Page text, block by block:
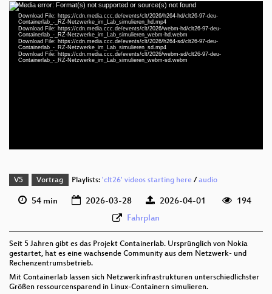
Video
Player
Media error: Format(s) not supported or source(s) not found
Download File: https://cdn.media.ccc.de/events/clt/2026/h264-hd/clt26-97-deu-
Containerlab_-_RZ-Netzwerke_im_Lab_simulieren_hd.mp4
Download File: https://cdn.media.ccc.de/events/clt/2026/webm-hd/clt26-97-deu-
Containerlab_-_RZ-Netzwerke_im_Lab_simulieren_webm-hd.webm
Download File: https://cdn.media.ccc.de/events/clt/2026/h264-sd/clt26-97-deu-
Containerlab_-_RZ-Netzwerke_im_Lab_simulieren_sd.mp4
Download File: https://cdn.media.ccc.de/events/clt/2026/webm-sd/clt26-97-deu-
Containerlab_-_RZ-Netzwerke_im_Lab_simulieren_webm-sd.webmdeu 1080p (mp4)
V5 Vortrag Playlists: 'clt26' videos starting here/ audio
54 min 2026-03-28 2026-04-01
194
Fahrplan
Seit 5 Jahren gibt es das Projekt Containerlab. Ursprünglich von Nokia
gestartet, hat es eine wachsende Community aus dem Netzwerk- und
Rechenzentrumsbetrieb.
Mit Containerlab lassen sich Netzwerkinfrastrukturen unterschiedlichster
Größen ressourcensparend in Linux-Containern simulieren.